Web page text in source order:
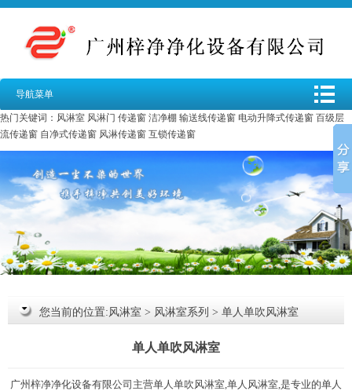
导航菜单
热门关键词： 风淋室 风淋门 传递窗 洁净棚 输送线传递窗 电动升降式传递窗 百级层
流传递窗 自净式传递窗 风淋传递窗 互锁传递窗
您当前的位置: 风淋室 > 风淋室系列 > 单人单吹风淋室
单人单吹风淋室
广州梓净净化设备有限公司主营单人单吹 风淋室 ,单人风淋室,是专业的单人